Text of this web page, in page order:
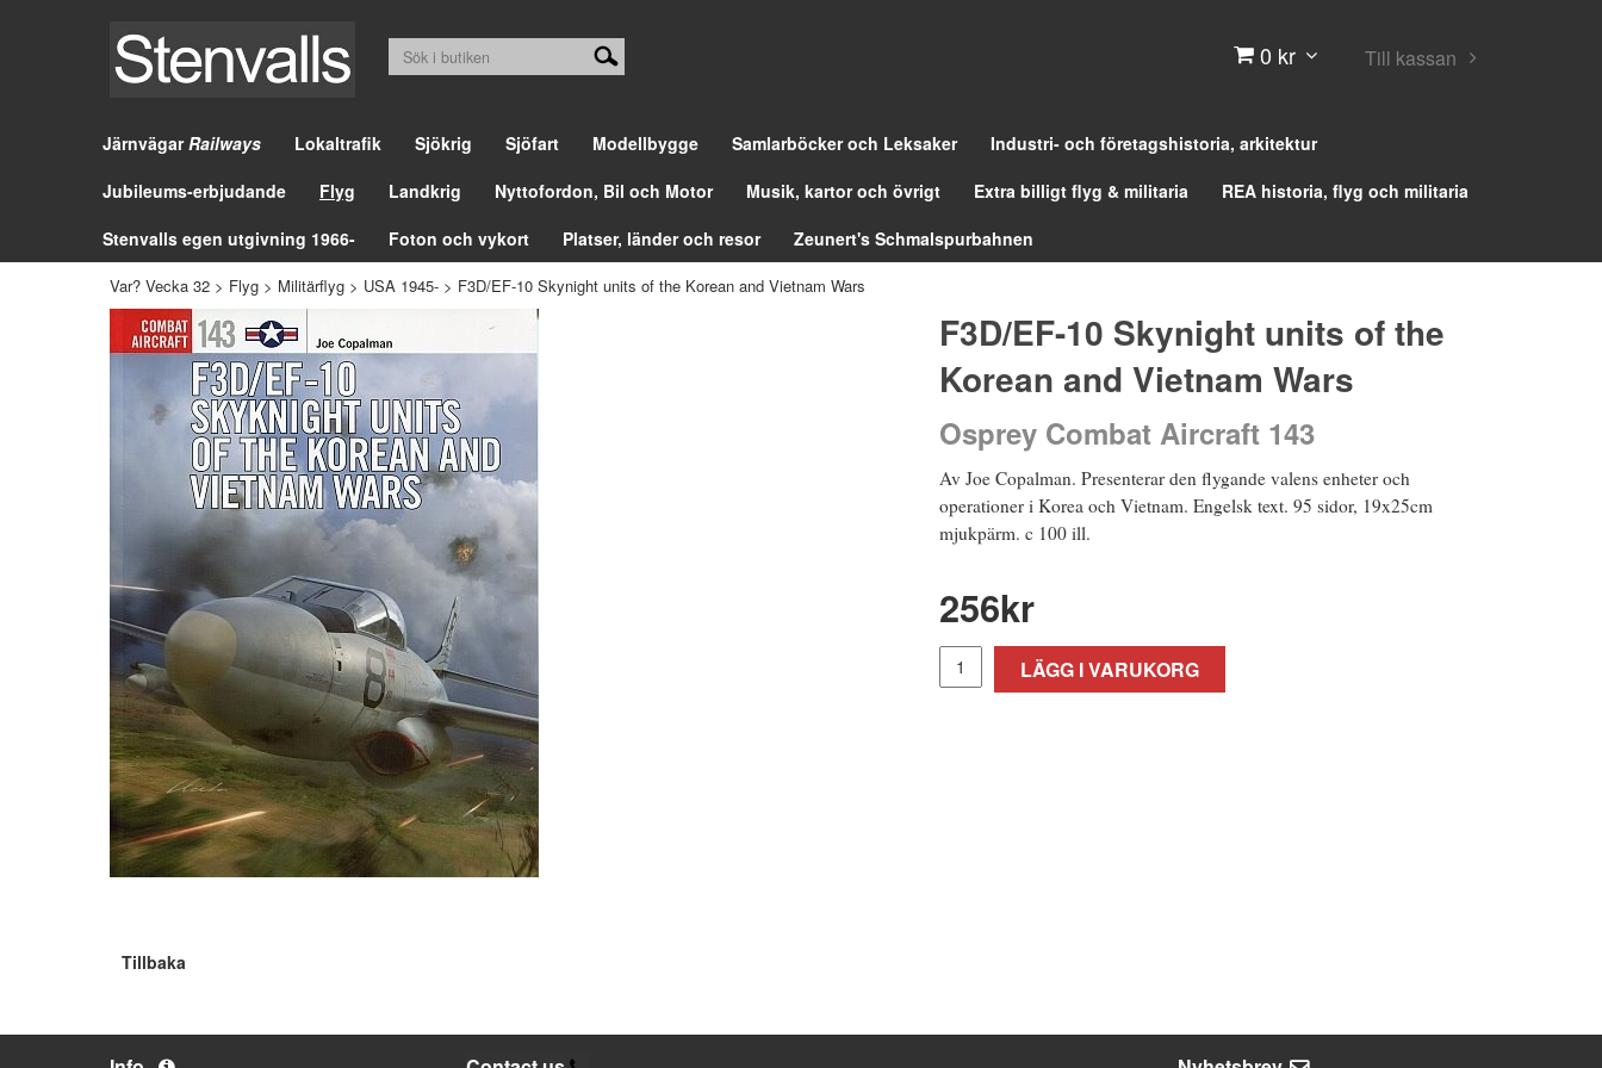
0 kr Till kassan
JärnvägarRailways Lokaltrafik Sjökrig Sjöfart Modellbygge Samlarböcker och Leksaker
Industri- och företagshistoria, arkitektur
Jubileums-erbjudande
Flyg Landkrig Nyttofordon, Bil och Motor Musik, kartor och övrigt Extra billigt flyg & militaria
REA historia, flyg och militaria
Stenvalls egen utgivning 1966-
Foton och vykort Platser, länder och resor Zeunert's Schmalspurbahnen
Var? Vecka 32 > Flyg > Militärflyg > USA 1945- > F3D/EF-10 Skynight units of the Korean and Vietnam Wars
F3D/EF-10 Skynight units of the
Korean and Vietnam Wars
Osprey Combat Aircraft 143
Av Joe Copalman. Presenterar den flygande valens enheter och
operationer i Korea och Vietnam. Engelsk text. 95 sidor, 19x25cm
mjukpärm. c 100 ill.
256kr
LÄGG I VARUKORG
Tillbaka